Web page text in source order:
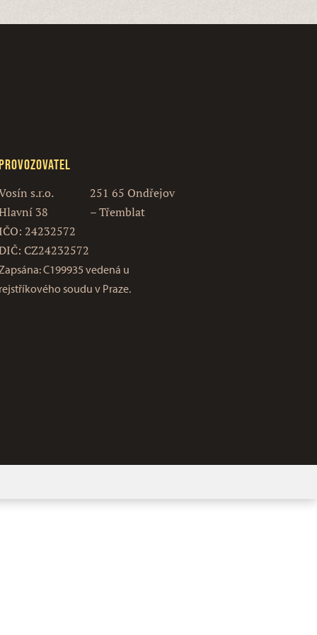
s.r.o.
38
251 65 Ondřejov
– Třemblat
24232572
CZ24232572
C199935 vedená u
soudu v Praze.